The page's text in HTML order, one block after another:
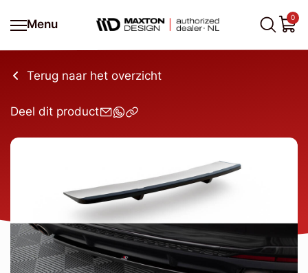
Menu
0
Terug naar het overzicht
Deel dit product